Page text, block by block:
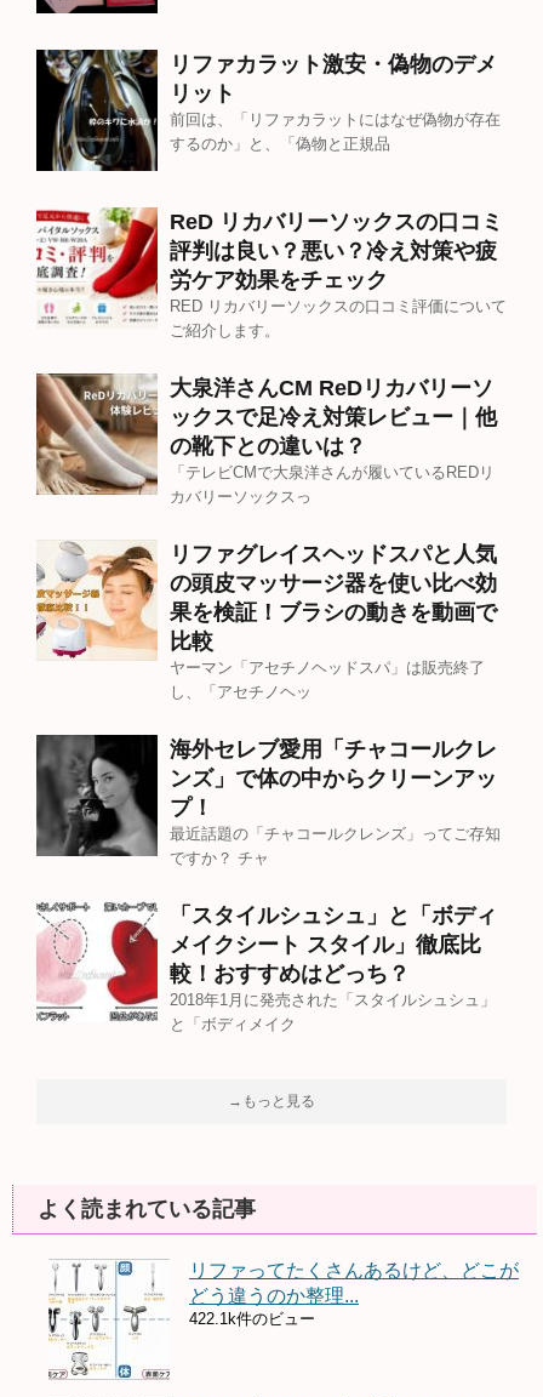
リファカラット激安・偽物のデメ
リット
前回は、「リファカラットにはなぜ偽物が存在
するのか」と、「偽物と正規品
ReD リカバリーソックスの口コミ
評判は良い？悪い？冷え対策や疲
労ケア効果をチェック
RED リカバリーソックスの口コミ評価について
ご紹介します。
大泉洋さんCM ReDリカバリーソ
ックスで足冷え対策レビュー｜他
の靴下との違いは？
「テレビCMで大泉洋さんが履いているREDリ
カバリーソックスっ
リファグレイスヘッドスパと人気
の頭皮マッサージ器を使い比べ効
果を検証！ブラシの動きを動画で
比較
ヤーマン「アセチノヘッドスパ」は販売終了
し、「アセチノヘッ
海外セレブ愛用「チャコールクレ
ンズ」で体の中からクリーンアッ
プ！
最近話題の「チャコールクレンズ」ってご存知
ですか？ チャ
「スタイルシュシュ」と「ボディ
メイクシート スタイル」徹底比
較！おすすめはどっち？
2018年1月に発売された「スタイルシュシュ」
と「ボディメイク
→もっと見る
よく読まれている記事
リファってたくさんあるけど、どこが
どう違うのか整理...
422.1k件のビュー